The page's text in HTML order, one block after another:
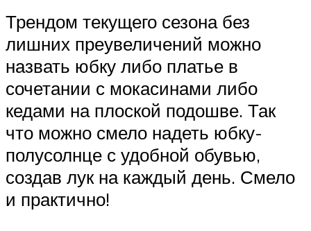
Трендом текущего сезона без
лишних преувеличений можно
назвать юбку либо платье в
сочетании с мокасинами либо
кедами на плоской подошве. Так
что можно смело надеть юбку-
полусолнце с удобной обувью,
создав лук на каждый день. Смело
и практично!